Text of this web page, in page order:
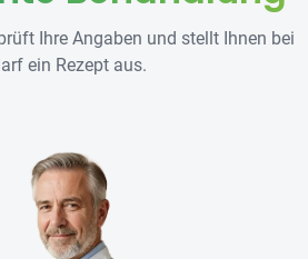
Ihre Angaben und stellt Ihnen bei
ein Rezept aus.